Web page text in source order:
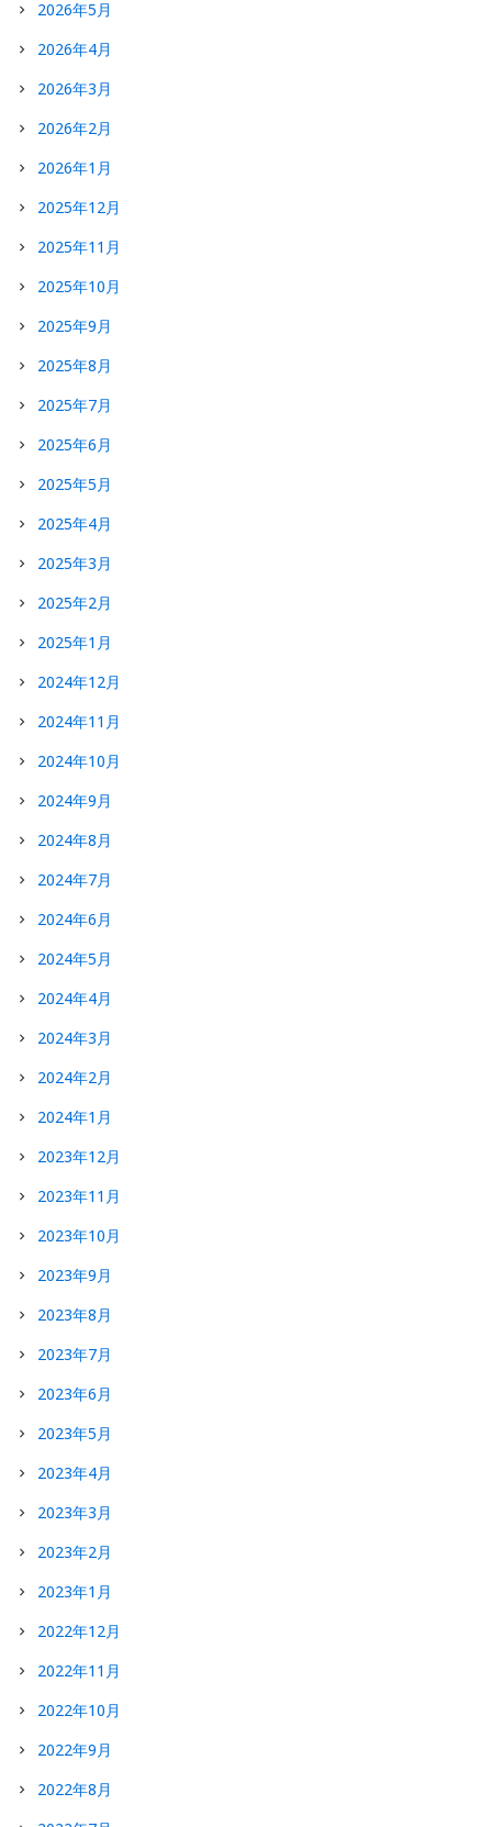
2026年5月
2026年4月
2026年3月
2026年2月
2026年1月
2025年12月
2025年11月
2025年10月
2025年9月
2025年8月
2025年7月
2025年6月
2025年5月
2025年4月
2025年3月
2025年2月
2025年1月
2024年12月
2024年11月
2024年10月
2024年9月
2024年8月
2024年7月
2024年6月
2024年5月
2024年4月
2024年3月
2024年2月
2024年1月
2023年12月
2023年11月
2023年10月
2023年9月
2023年8月
2023年7月
2023年6月
2023年5月
2023年4月
2023年3月
2023年2月
2023年1月
2022年12月
2022年11月
2022年10月
2022年9月
2022年8月